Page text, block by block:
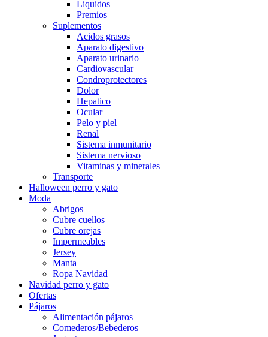
Liquidos
Premios
Suplementos
Acidos grasos
Aparato digestivo
Aparato urinario
Cardiovascular
Condroprotectores
Dolor
Hepatico
Ocular
Pelo y piel
Renal
Sistema inmunitario
Sistema nervioso
Vitaminas y minerales
Transporte
Halloween perro y gato
Moda
Abrigos
Cubre cuellos
Cubre orejas
Impermeables
Jersey
Manta
Ropa Navidad
Navidad perro y gato
Ofertas
Pájaros
Alimentación pájaros
Comederos/Bebederos